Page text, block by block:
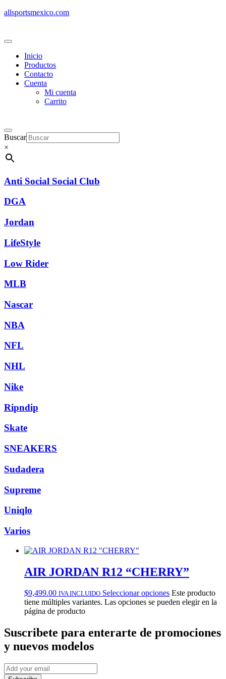
allsportsmexico.com
Inicio
Productos
Contacto
Cuenta
Mi cuenta
Carrito
Buscar
×
Anti Social Social Club
DGA
Jordan
LifeStyle
Low Rider
MLB
Nascar
NBA
NFL
NHL
Nike
Ripndip
Skate
SNEAKERS
Sudadera
Supreme
Uniqlo
Varios
AIR JORDAN R12 “CHERRY”
$9,499.00 IVA INCLUIDO Seleccionar opciones Este producto
tiene múltiples variantes. Las opciones se pueden elegir en la
página de producto
Suscribete para enterarte de promociones
y nuevos modelos